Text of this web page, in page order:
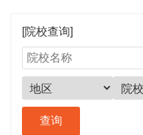
[院校查询]